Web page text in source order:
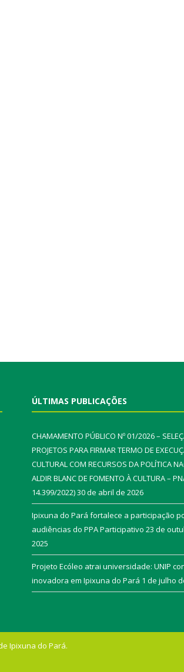
ÚLTIMAS PUBLICAÇÕES
CHAMAMENTO PÚBLICO Nº 01/2026 –
PROJETOS PARA FIRMAR TERMO DE
CULTURAL COM RECURSOS DA POLÍTICA
ALDIR BLANC DE FOMENTO À CULTURA –
14.399/2022)30 de abril de 2026
Ipixuna do Pará fortalece a participação
audiências do PPA Participativo 23 de
2025
Projeto Ecóleo atrai universidade: UNIP
inovadora em Ipixuna do Pará 1 de julho
Ipixuna do Pará.